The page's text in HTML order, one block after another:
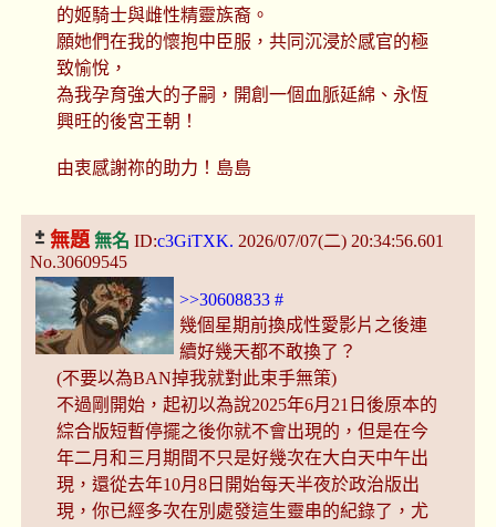
的姬騎士與雌性精靈族裔。
願她們在我的懷抱中臣服，共同沉浸於感官的極
致愉悅，
為我孕育強大的子嗣，開創一個血脈延綿、永恆
興旺的後宮王朝！
由衷感謝祢的助力！島島
無題無名 ID:c3GiTXK. 2026/07/07(二) 20:34:56.601
No.30609545
>>30608833 #
幾個星期前換成性愛影片之後連
續好幾天都不敢換了？
(不要以為BAN掉我就對此束手無策)
不過剛開始，起初以為說2025年6月21日後原本的
綜合版短暫停擺之後你就不會出現的，但是在今
年二月和三月期間不只是好幾次在大白天中午出
現，還從去年10月8日開始每天半夜於政治版出
現，你已經多次在別處發這生靈串的紀錄了，尤